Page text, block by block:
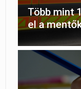
Több mint
el a